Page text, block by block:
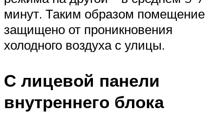
минут. Таким образом помещение
защищено от проникновения
холодного воздуха с улицы.
С лицевой панели
внутреннего блока